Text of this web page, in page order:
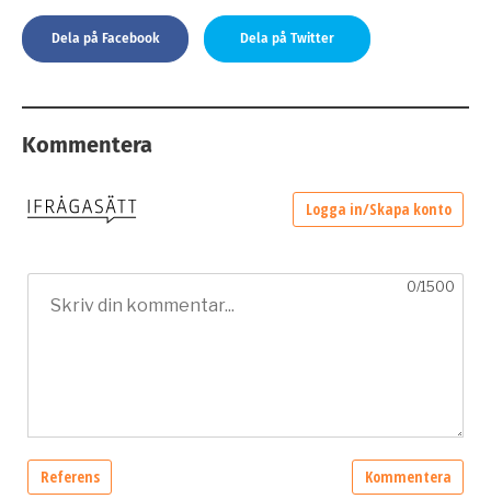
Dela på Facebook Dela på Twitter
Kommentera